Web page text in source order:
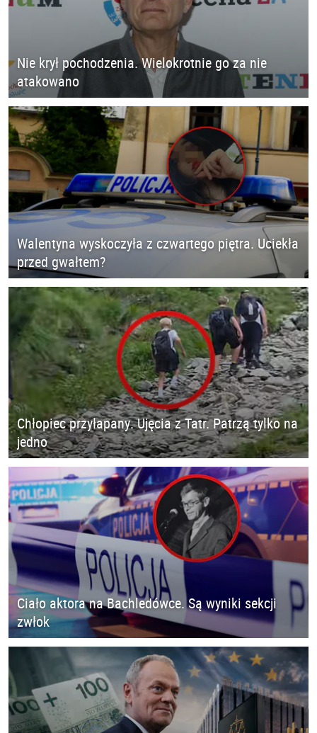
Nie krył pochodzenia. Wielokrotnie go za nie
atakowano
Walentyna wyskoczyła z czwartego piętra. Uciekła
przed gwałtem?
Chłopiec przyłapany. Ujęcia z Tatr. Patrzą tylko na
jedno
Ciało aktora na Bachledówce. Są wyniki sekcji
zwłok